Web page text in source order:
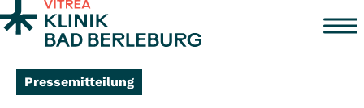
Zum Inhalt springen
Pressemitteilung